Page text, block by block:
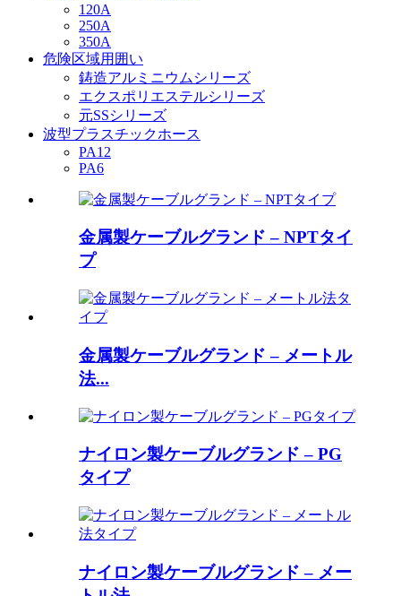
120A
250A
350A
危険区域用囲い
鋳造アルミニウムシリーズ
エクスポリエステルシリーズ
元SSシリーズ
波型プラスチックホース
PA12
PA6
金属製ケーブルグランド – NPTタイ
プ
金属製ケーブルグランド – メートル
法...
ナイロン製ケーブルグランド – PG
タイプ
ナイロン製ケーブルグランド – メー